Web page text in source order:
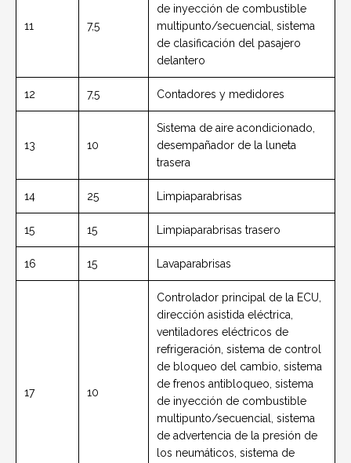
11 7,5
de inyección de combustible
multipunto/secuencial, sistema
de clasificación del pasajero
delantero
12 7,5 Contadores y medidores
13 10
Sistema de aire acondicionado,
desempañador de la luneta
trasera
14 25 Limpiaparabrisas
15 15 Limpiaparabrisas trasero
16 15 Lavaparabrisas
17 10
Controlador principal de la ECU,
dirección asistida eléctrica,
ventiladores eléctricos de
refrigeración, sistema de control
de bloqueo del cambio, sistema
de frenos antibloqueo, sistema
de inyección de combustible
multipunto/secuencial, sistema
de advertencia de la presión de
los neumáticos, sistema de